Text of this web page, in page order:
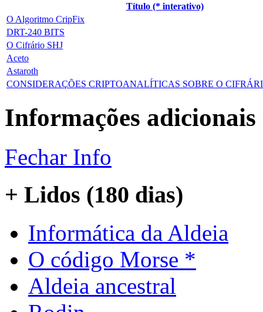
Título (* interativo)
O Algoritmo CripFix
DRT-240 BITS
O Cifrário SHJ
Aceto
Astaroth
CONSIDERAÇÕES CRIPTOANALÍTICAS SOBRE O
Informações adicionais
Fechar Info
+ Lidos (180 dias)
Informática da Aldeia
O código Morse *
Aldeia ancestral